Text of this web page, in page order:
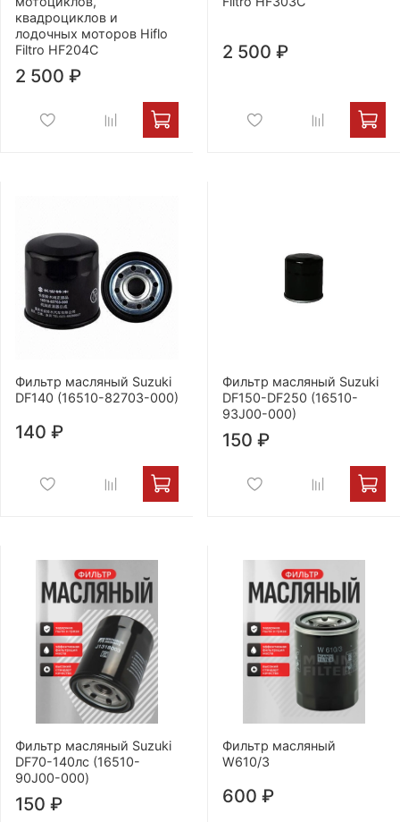
квадроциклов и
лодочных моторов Hiflo
Filtro HF204С
2 500 ₽
2 500 ₽
Фильтр масляный Suzuki
DF140 (16510-82703-000)
140 ₽
Фильтр масляный Suzuki
DF150-DF250 (16510-
93J00-000)
150 ₽
Фильтр масляный Suzuki
DF70-140лс (16510-
90J00-000)
150 ₽
Фильтр масляный
W610/3
600 ₽